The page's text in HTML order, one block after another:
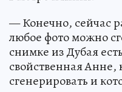
— Конечно, сейчас
любое фото можно
снимке из Дубая
свойственная
сгенерировать и